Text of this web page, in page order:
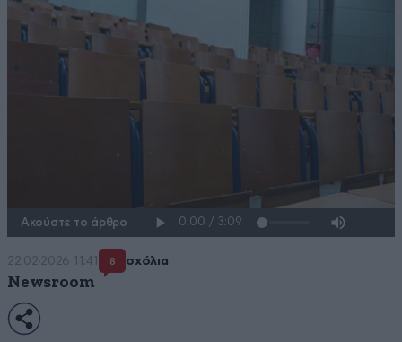
Ακούστε το άρθρο
22·02·2026 11:41 8 σχόλια
Newsroom